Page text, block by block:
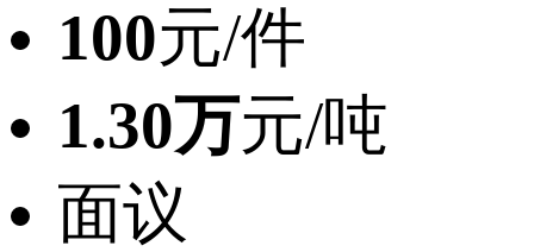
100元/件
1.30万元/吨
面议